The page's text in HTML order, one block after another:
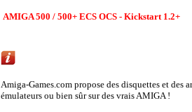
AMIGA 500 / 500+ ECS OCS - Kickstart 1.2+
Amiga-Games.com propose des disquettes et
émulateurs ou bien sûr sur des vrais AMIGA !